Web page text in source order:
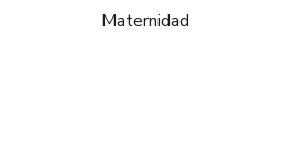
Maternidad